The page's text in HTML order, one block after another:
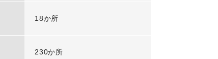
18か所
230か所